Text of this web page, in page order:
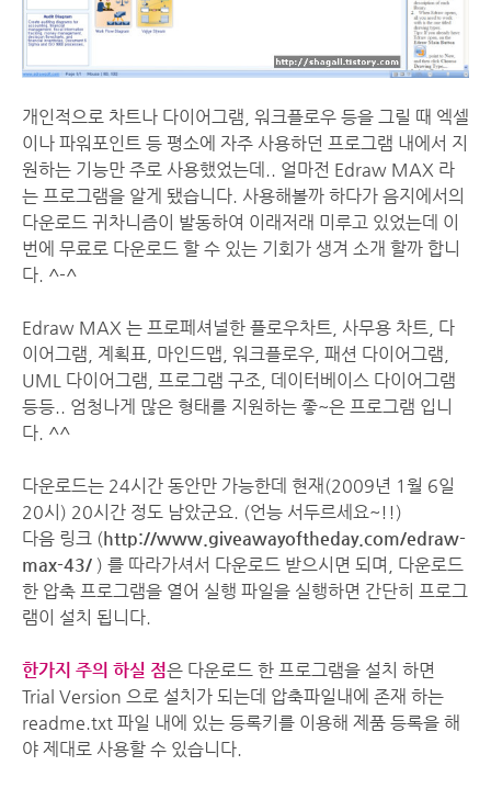
개인적으로 차트나 다이어그램, 워크플로우 등을 그릴 때 엑셀
이나 파워포인트 등 평소에 자주 사용하던 프로그램 내에서 지
원하는 기능만 주로 사용했었는데.. 얼마전 Edraw MAX 라
는 프로그램을 알게 됐습니다. 사용해볼까 하다가 음지에서의
다운로드 귀차니즘이 발동하여 이래저래 미루고 있었는데 이
번에 무료로 다운로드 할 수 있는 기회가 생겨 소개 할까 합니
다. ^-^
Edraw MAX 는 프로페셔널한 플로우차트, 사무용 차트, 다
이어그램, 계획표, 마인드맵, 워크플로우, 패션 다이어그램,
UML 다이어그램, 프로그램 구조, 데이터베이스 다이어그램
등등.. 엄청나게 많은 형태를 지원하는 좋~은 프로그램 입니
다. ^^
다운로드는 24시간 동안만 가능한데 현재(2009년 1월 6일
20시) 20시간 정도 남았군요. (언능 서두르세요~!!)
다음 링크 (http://www.giveawayoftheday.com/edraw-
max-43/ ) 를 따라가셔서 다운로드 받으시면 되며, 다운로드
한 압축 프로그램을 열어 실행 파일을 실행하면 간단히 프로그
램이 설치 됩니다.
한가지 주의 하실 점은 다운로드 한 프로그램을 설치 하면
Trial Version 으로 설치가 되는데 압축파일내에 존재 하는
readme.txt 파일 내에 있는 등록키를 이용해 제품 등록을 해
야 제대로 사용할 수 있습니다.